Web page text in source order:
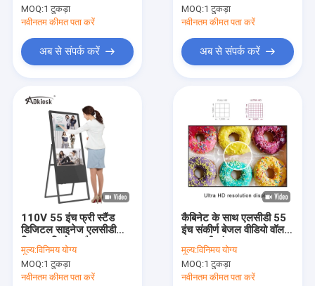
गुणवत्ता नियंत्रण
संपर्क करें
एक उद्धरण की विनती करे
आउटडोर डिजिटल साइनेज
लिफ्ट डिजिटल साइनेज
विज्ञापन डिजिटल साइनेज
वॉल माउंटेड डिजिटल साइनेज
MOQ:1 टुकड़ा
नवीनतम कीमत पता करें
अब से संपर्क करें
MOQ:1 टुकड़ा
नवीनतम कीमत पता करें
अब से संपर्क करें
110V 55 इंच फ्री स्टैंड
डिजिटल साइनेज एलसीडी
विज्ञापन कियोस्क रैम 2G
मूल्य:विनिमय योग्य
MOQ:1 टुकड़ा
नवीनतम कीमत पता करें
कैबिनेट के साथ एलसीडी 55
इंच संकीर्ण बेजल वीडियो वॉल
एफएचडी संकल्प
मूल्य:विनिमय योग्य
MOQ:1 टुकड़ा
नवीनतम कीमत पता करें